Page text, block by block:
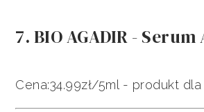
7. BIO AGADIR -
Cena:34.99zł/5ml - produkt